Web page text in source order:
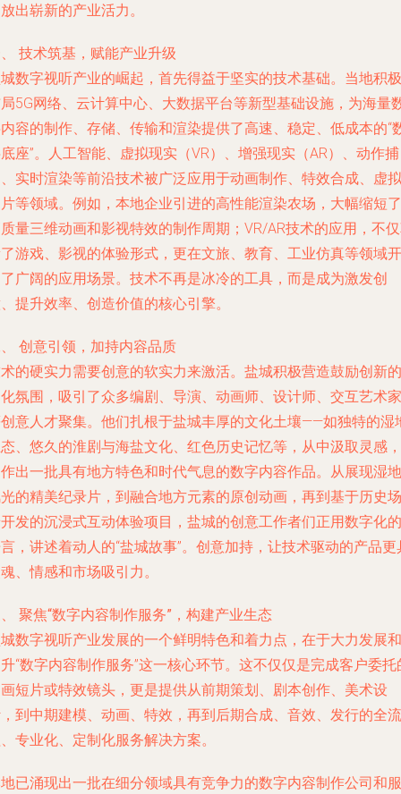
出崭新的产业活力。
技术筑基，赋能产业升级
数字视听产业的崛起，首先得益于坚实的技术基础。当地积极
5G网络、云计算中心、大数据平台等新型基础设施，为海量
容的制作、存储、传输和渲染提供了高速、稳定、低成本的“
座”。人工智能、虚拟现实（VR）、增强现实（AR）、动作捕
实时渲染等前沿技术被广泛应用于动画制作、特效合成、虚拟
等领域。例如，本地企业引进的高性能渲染农场，大幅缩短了
量三维动画和影视特效的制作周期；VR/AR技术的应用，不
游戏、影视的体验形式，更在文旅、教育、工业仿真等领域开
广阔的应用场景。技术不再是冰冷的工具，而是成为激发创
提升效率、创造价值的核心引擎。
创意引领，加持内容品质
的硬实力需要创意的软实力来激活。盐城积极营造鼓励创新的
氛围，吸引了众多编剧、导演、动画师、设计师、交互艺术家
意人才聚集。他们扎根于盐城丰厚的文化土壤——如独特的湿
、悠久的淮剧与海盐文化、红色历史记忆等，从中汲取灵感，
出一批具有地方特色和时代气息的数字内容作品。从展现湿地
的精美纪录片，到融合地方元素的原创动画，再到基于历史场
发的沉浸式互动体验项目，盐城的创意工作者们正用数字化的
，讲述着动人的“盐城故事”。创意加持，让技术驱动的产品更
、情感和市场吸引力。
聚焦“数字内容制作服务”，构建产业生态
数字视听产业发展的一个鲜明特色和着力点，在于大力发展和
“数字内容制作服务”这一核心环节。这不仅仅是完成客户委托
短片或特效镜头，更是提供从前期策划、剧本创作、美术设
到中期建模、动画、特效，再到后期合成、音效、发行的全流
专业化、定制化服务解决方案。
已涌现出一批在细分领域具有竞争力的数字内容制作公司和服